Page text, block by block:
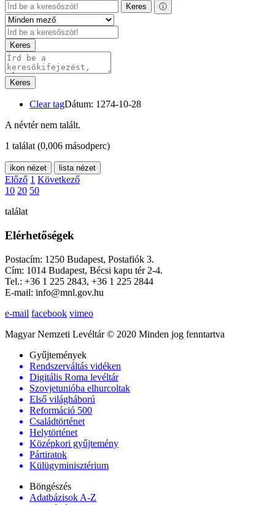
Keres ⓘ
Keres
Keres
Clear tagDátum: 1274-10-28
A névtér nem talált.
1 találat (0,006 másodperc)
ikon nézet lista nézet
Előző 1 Következő
10 20 50
találat
Elérhetőségek
Postacím: 1250 Budapest, Postafiók 3.
Cím: 1014 Budapest, Bécsi kapu tér 2-4.
Tel.: +36 1 225 2843, +36 1 225 2844
E-mail: info@mnl.gov.hu
e-mail facebook vimeo
Magyar Nemzeti Levéltár © 2020 Minden jog fenntartva
Gyűjtemények
Rendszerváltás vidéken
Digitális Roma levéltár
Szovjetunióba elhurcoltak
Első világháború
Reformáció 500
Családtörténet
Helytörténet
Középkori gyűjtemény
Pártiratok
Külügyminisztérium
Böngészés
Adatbázisok A-Z